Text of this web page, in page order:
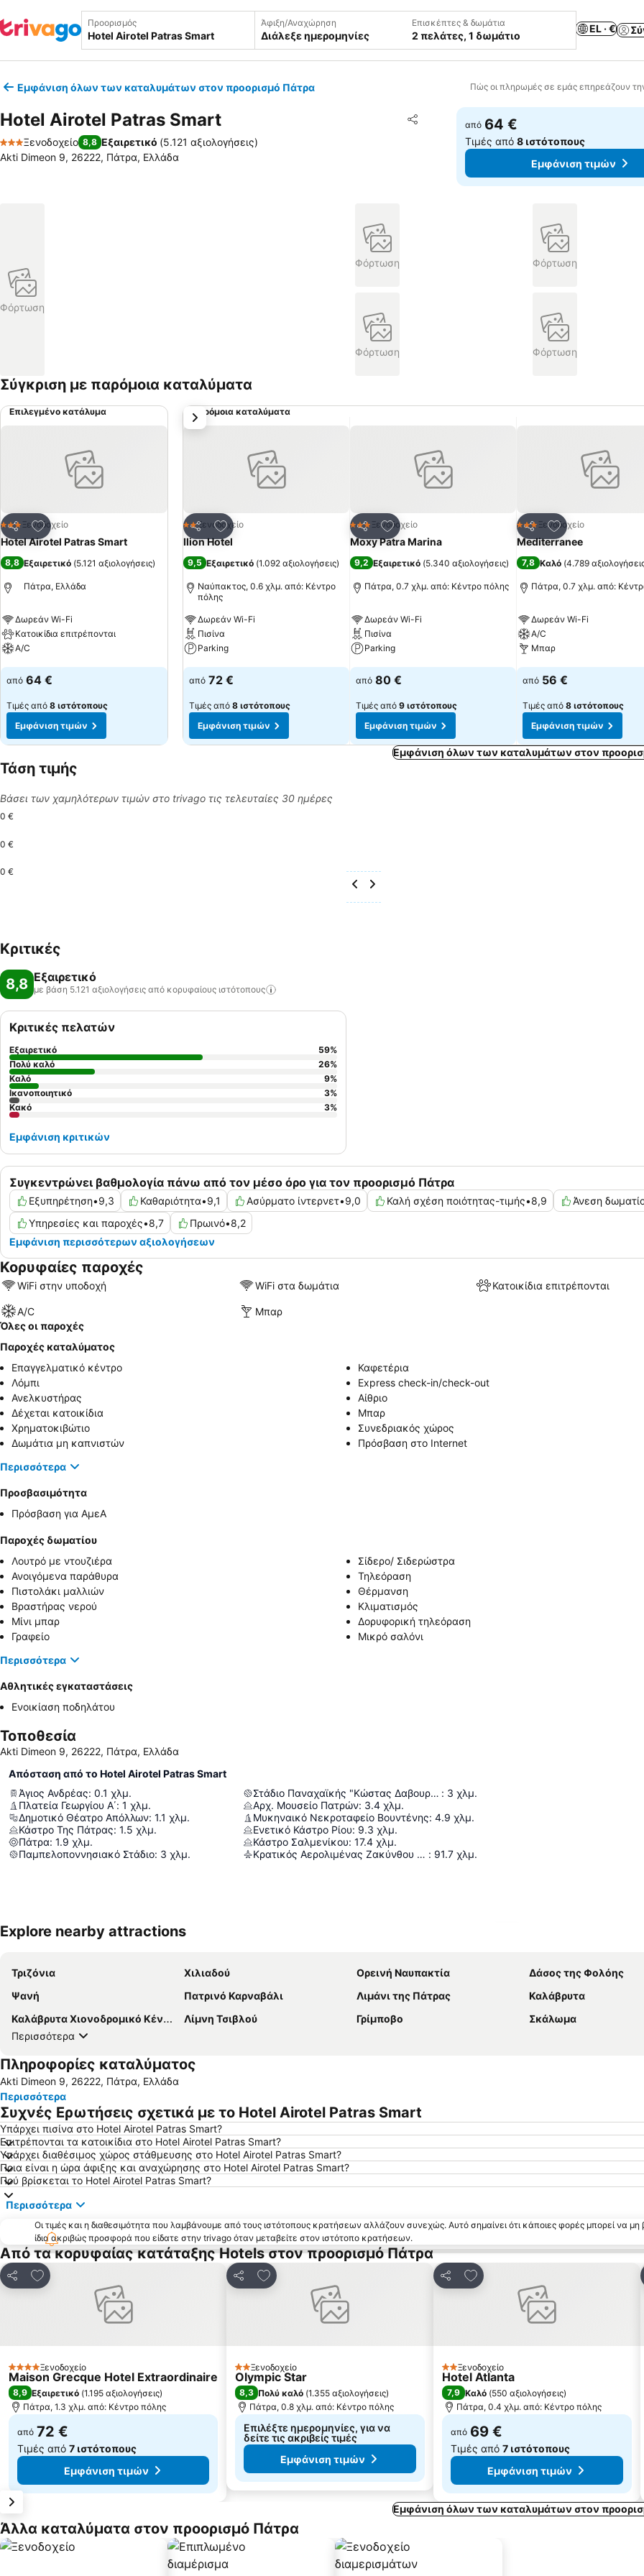
Προορισμός Άφιξη/Αναχώρηση
Διάλεξε ημερομηνίες
Επισκέπτες & δωμάτια
2 πελάτες, 1 δωμάτιο
EL · €
Εμφάνιση όλων των καταλυμάτων στον προορισμό Πάτρα Πώς οι πληρωμές σε εμάς επηρεάζουν
Hotel Airotel Patras Smart Κοινοποίηση
Προσθήκη στα αγαπημένα
3 Αστέρια
Ξενοδοχείο 8,8 Εξαιρετικό (5.121 αξιολογήσεις)
Akti Dimeon 9, 26222, Πάτρα, Ελλάδα
από 64 €
Τιμές από8 ιστότοπους
Εμφάνιση τιμών
Φόρτωση
Φόρτωση Φόρτωση
Φόρτωση Φόρτωση
Σύγκριση με παρόμοια καταλύματα
Επιλεγμένο κατάλυμα
Κοινοποίηση
Προσθήκη στα αγαπημένα
3 ΑστέριαΞενοδοχείο
Hotel Airotel Patras Smart
8,8 Εξαιρετικό (5.121 αξιολογήσεις)
Πάτρα, Ελλάδα
Δωρεάν Wi-Fi
Κατοικίδια επιτρέπονται
A/C
Εμφάνιση τιμών
από 64 €
Τιμές από 8 ιστότοπους
Εμφάνιση τιμών
Παρόμοια καταλύματα
Κοινοποίηση
Προσθήκη στα αγαπημένα
2 Αστέρια
Ξενοδοχείο
Ilion Hotel
9,5 Εξαιρετικό (1.092 αξιολογήσεις)
Ναύπακτος, 0.6 χλμ. από: Κέντρο
πόλης
Δωρεάν Wi-Fi
Πισίνα
Parking
Εμφάνιση τιμών
από 72 €
Τιμές από 8 ιστότοπους
Εμφάνιση τιμών
Κοινοποίηση
Προσθήκη στα αγαπημένα
3 ΑστέριαΞενοδοχείο
Moxy Patra Marina
9,2 Εξαιρετικό (5.340 αξιολογήσεις)
Πάτρα, 0.7 χλμ. από: Κέντρο πόλης
Δωρεάν Wi-Fi
Πισίνα
Parking
Εμφάνιση τιμών
από 80 €
Τιμές από 9 ιστότοπους
Εμφάνιση τιμών
Κοινοποίηση
Προσθήκη στα
3 ΑστέριαΞενοδοχείο
Mediterranee
7,8 Καλό (4.789
Πάτρα, 0.7 χλμ. από:
Δωρεάν Wi-Fi
A/C
Μπαρ
Εμφάνιση τιμών
από 56 €
Τιμές από 8 ιστότοπους
Εμφάνιση τιμών
επόμενο
Εμφάνιση όλων των καταλυμάτων στον
Τάση τιμής
Βάσει των χαμηλότερων τιμών στο trivago τις τελευταίες 30 ημέρες
0 €
0 €
0 €
Κριτικές
8,8 Εξαιρετικό
με βάση 5.121 αξιολογήσεις από κορυφαίους ιστότοπους
Συγκεντρώνει βαθμολογία πάνω από τον μέσο όρο για τον προορισμό Πάτρα
Εξυπηρέτηση•9,3 Καθαριότητα•9,1 Ασύρματο ίντερνετ•9,0 Καλή σχέση ποιότητας-τιμής•8,9 Άνεση
Υπηρεσίες και παροχές•8,7 Πρωινό•8,2
Εμφάνιση περισσότερων αξιολογήσεων
Κριτικές πελατών
Εξαιρετικό 59%
Πολύ καλό
26%
Καλό
9%
Ικανοποιητικό
3%
Κακό
3%
Εμφάνιση κριτικών
Κορυφαίες παροχές
WiFi στην υποδοχή WiFi στα δωμάτια Κατοικίδια επιτρέπονται
A/C
Μπαρ
Όλες οι παροχές
Παροχές καταλύματος
Επαγγελματικό κέντρο
Καφετέρια
Λόμπι
Express check-in/check-out
Ανελκυστήρας
Αίθριο
Δέχεται κατοικίδια
Μπαρ
Χρηματοκιβώτιο
Συνεδριακός χώρος
Δωμάτια μη καπνιστών
Πρόσβαση στο Internet
Περισσότερα
Προσβασιμότητα
Πρόσβαση για ΑμεΑ
Παροχές δωματίου
Λουτρό με ντουζιέρα
Σίδερο/ Σιδερώστρα
Ανοιγόμενα παράθυρα
Τηλεόραση
Πιστολάκι μαλλιών
Θέρμανση
Βραστήρας νερού
Κλιματισμός
Μίνι μπαρ
Δορυφορική τηλεόραση
Γραφείο
Μικρό σαλόνι
Περισσότερα
Αθλητικές εγκαταστάσεις
Ενοικίαση ποδηλάτου
Τοποθεσία
Akti Dimeon 9, 26222, Πάτρα, Ελλάδα
Απόσταση από το Hotel Airotel Patras Smart
Άγιος Ανδρέας: 0.1 χλμ.
Πλατεία Γεωργίου Α΄: 1 χλμ.
Δημοτικό Θέατρο Απόλλων: 1.1 χλμ.
Κάστρο Της Πάτρας: 1.5 χλμ.
Πάτρα: 1.9 χλμ.
Παμπελοποννησιακό Στάδιο: 3 χλμ.
Στάδιο Παναχαϊκής "Κώστας Δαβουρλής" : 3 χλμ.
Αρχ. Μουσείο Πατρών: 3.4 χλμ.
Μυκηναικό Νεκροταφείο Βουντένης: 4.9 χλμ.
Ενετικό Κάστρο Ρίου: 9.3 χλμ.
Κάστρο Σαλμενίκου: 17.4 χλμ.
Κρατικός Αερολιμένας Ζακύνθου «Διονύσιος Σολωμός» : 91.7 χλμ.
Explore nearby attractions
Τριζόνια Χιλιαδού Ορεινή Ναυπακτία
Δάσος της Φολόης
Ψανή
Πατρινό Καρναβάλι Λιμάνι της Πάτρας
Καλάβρυτα
Καλάβρυτα Χιονοδρομικό Κέντρο
Λίμνη Τσιβλού Γρίμποβο
Σκάλωμα
Περισσότερα
Πληροφορίες καταλύματος
Akti Dimeon 9, 26222, Πάτρα, Ελλάδα
Περισσότερα
Συχνές Ερωτήσεις σχετικά με το Hotel Airotel Patras Smart
Υπάρχει πισίνα στο Hotel Airotel Patras Smart?
Επιτρέπονται τα κατοικίδια στο Hotel Airotel Patras Smart?
Υπάρχει διαθέσιμος χώρος στάθμευσης στο Hotel Airotel Patras Smart?
Ποια είναι η ώρα άφιξης και αναχώρησης στο Hotel Airotel Patras Smart?
Πού βρίσκεται το Hotel Airotel Patras Smart?
Περισσότερα
Οι τιμές και η διαθεσιμότητα που λαμβάνουμε από τους ιστότοπους κρατήσεων αλλάζουν συνεχώς. Αυτό σημαίνει ότι κάποιες φορές μπορεί να μη
ίδια ακριβώς προσφορά που είδατε στην trivago όταν μεταβείτε στον ιστότοπο κρατήσεων.
Από τα κορυφαίας κατάταξης Hotels στον προορισμό Πάτρα
Κοινοποίηση
Προσθήκη στα αγαπημένα
4 ΑστέριαΞενοδοχείο
Maison Grecque Hotel Extraordinaire
8,9 Εξαιρετικό (1.195 αξιολογήσεις)
Πάτρα, 1.3 χλμ. από: Κέντρο πόλης
από 72 €
Τιμές από 7 ιστότοπους
Εμφάνιση τιμών
Κοινοποίηση
Προσθήκη στα αγαπημένα
2 Αστέρια
Ξενοδοχείο
Olympic Star
8,3 Πολύ καλό (1.355 αξιολογήσεις)
Πάτρα, 0.8 χλμ. από: Κέντρο πόλης
Επιλέξτε ημερομηνίες, για να
δείτε τις ακριβείς τιμές
Εμφάνιση τιμών
Κοινοποίηση
Προσθήκη στα αγαπημένα
2 Αστέρια
Ξενοδοχείο
Hotel Atlanta
7,9 Καλό (550 αξιολογήσεις)
Πάτρα, 0.4 χλμ. από: Κέντρο πόλης
από 69 €
Τιμές από 7 ιστότοπους
Εμφάνιση τιμών
Εμφάνιση όλων των καταλυμάτων στον
Άλλα καταλύματα στον προορισμό Πάτρα